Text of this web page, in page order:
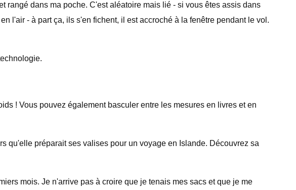
rangé dans ma poche. C'est aléatoire mais lié - si vous êtes assis dans
l'air - à part ça, ils s'en fichent, il est accroché à la fenêtre pendant le vol.
! Vous pouvez également basculer entre les mesures en livres et en
qu'elle préparait ses valises pour un voyage en Islande. Découvrez sa
mois. Je n'arrive pas à croire que je tenais mes sacs et que je me